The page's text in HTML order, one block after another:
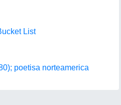
List
poetisa norteamerica